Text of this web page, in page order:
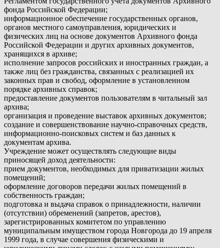
фонда Российской Федерации;
информационное обеспечение государственных органов,
органов местного самоуправления, юридических и
физических лиц на основе документов Архивного фонда
Российской Федерации и других архивных документов,
хранящихся в архиве;
исполнение запросов российских и иностранных граждан, а
также лиц без гражданства, связанных с реализацией их
законных прав и свобод, оформление в установленном
порядке архивных справок;
предоставление документов пользователям в читальный зал
архива;
организация и проведение выставок архивных документов;
создание и совершенствование научно-справочных средств,
информационно-поисковых систем и баз данных к
документам архива.
Учреждение может осуществлять следующие виды
приносящей доход деятельности:
прием документов, необходимых для приватизации жилых
помещений;
оформление договоров передачи жилых помещений в
собственность граждан;
подготовка и выдача справок о принадлежности, наличии
(отсутствии) обременений (запретов, арестов),
зарегистрированных комитетом по управлению
муниципальным имуществом города Новгорода до 19 апреля
1999 года, в случае совершения физическими и